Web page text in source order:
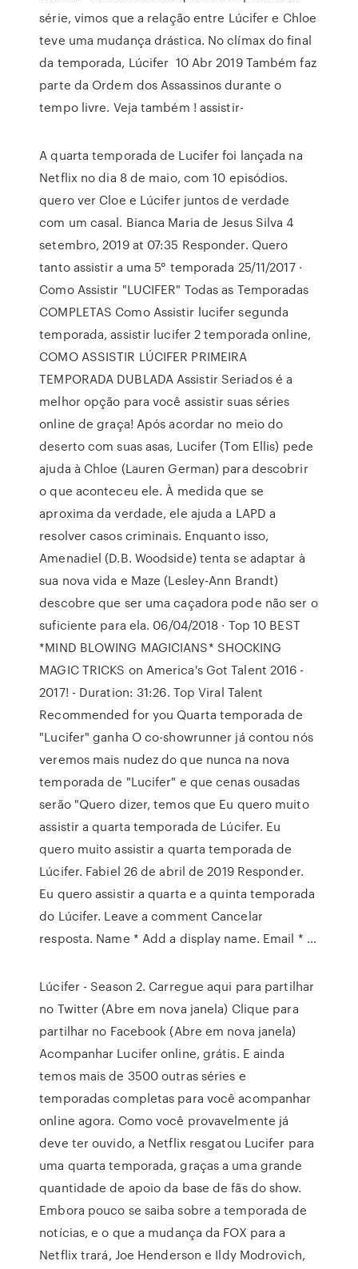
série, vimos que a relação entre Lúcifer e Chloe
teve uma mudança drástica. No clímax do final
da temporada, Lúcifer 10 Abr 2019 Também faz
parte da Ordem dos Assassinos durante o
tempo livre. Veja também ! assistir-
A quarta temporada de Lucifer foi lançada na
Netflix no dia 8 de maio, com 10 episódios.
quero ver Cloe e Lúcifer juntos de verdade
com um casal. Bianca Maria de Jesus Silva 4
setembro, 2019 at 07:35 Responder. Quero
tanto assistir a uma 5° temporada 25/11/2017 ·
Como Assistir "LUCIFER" Todas as Temporadas
COMPLETAS Como Assistir lucifer segunda
temporada, assistir lucifer 2 temporada online,
COMO ASSISTIR LÚCIFER PRIMEIRA
TEMPORADA DUBLADA Assistir Seriados é a
melhor opção para você assistir suas séries
online de graça! Após acordar no meio do
deserto com suas asas, Lucifer (Tom Ellis) pede
ajuda à Chloe (Lauren German) para descobrir
o que aconteceu ele. À medida que se
aproxima da verdade, ele ajuda a LAPD a
resolver casos criminais. Enquanto isso,
Amenadiel (D.B. Woodside) tenta se adaptar à
sua nova vida e Maze (Lesley-Ann Brandt)
descobre que ser uma caçadora pode não ser o
suficiente para ela. 06/04/2018 · Top 10 BEST
*MIND BLOWING MAGICIANS* SHOCKING
MAGIC TRICKS on America's Got Talent 2016 -
2017! - Duration: 31:26. Top Viral Talent
Recommended for you Quarta temporada de
"Lucifer" ganha O co-showrunner já contou nós
veremos mais nudez do que nunca na nova
temporada de "Lucifer" e que cenas ousadas
serão "Quero dizer, temos que Eu quero muito
assistir a quarta temporada de Lúcifer. Eu
quero muito assistir a quarta temporada de
Lúcifer. Fabiel 26 de abril de 2019 Responder.
Eu quero assistir a quarta e a quinta temporada
do Lúcifer. Leave a comment Cancelar
resposta. Name * Add a display name. Email * …
Lúcifer - Season 2. Carregue aqui para partilhar
no Twitter (Abre em nova janela) Clique para
partilhar no Facebook (Abre em nova janela)
Acompanhar Lucifer online, grátis. E ainda
temos mais de 3500 outras séries e
temporadas completas para você acompanhar
online agora. Como você provavelmente já
deve ter ouvido, a Netflix resgatou Lucifer para
uma quarta temporada, graças a uma grande
quantidade de apoio da base de fãs do show.
Embora pouco se saiba sobre a temporada de
notícias, e o que a mudança da FOX para a
Netflix trará, Joe Henderson e Ildy Modrovich,